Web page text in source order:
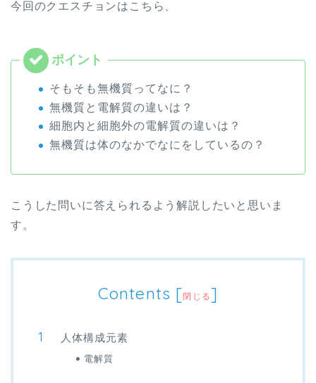
今回のクエスチョンはこちら、
そもそも無機質ってなに？
無機質と電解質の違いは？
細胞内と細胞外の電解質の違いは？
無機質は体のなかでなにをしているの？
こうした問いに答えられるよう解説したいと思いま
す。
Contents [閉じる]
人体構成元素
電解質